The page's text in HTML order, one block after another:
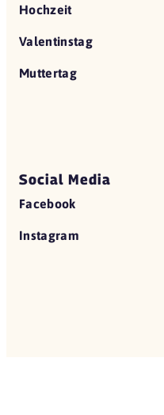
Hochzeit
Valentinstag
Muttertag
Social Media
Facebook
Instagram